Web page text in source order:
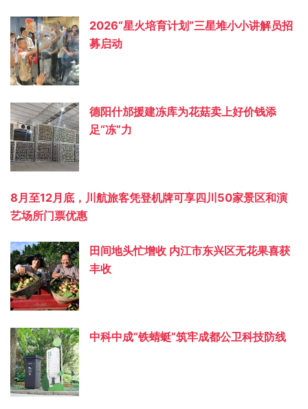
2026“星火培育计划”三星堆小小讲解员招
募启动
德阳什邡援建冻库为花菇卖上好价钱添
足“冻”力
8月至12月底，川航旅客凭登机牌可享四川50家景区和演
艺场所门票优惠
田间地头忙增收 内江市东兴区无花果喜获
丰收
中科中成“铁蜻蜓”筑牢成都公卫科技防线